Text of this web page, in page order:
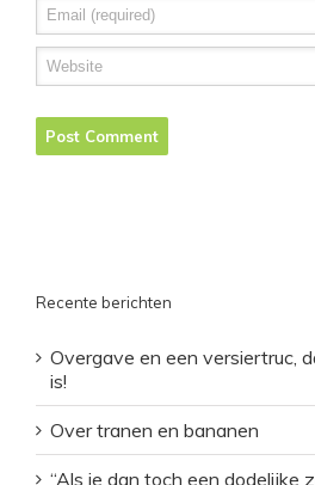
Recente berichten
Overgave en een versiertruc,
is!
Over tranen en bananen
“Als je dan toch een dodelijke